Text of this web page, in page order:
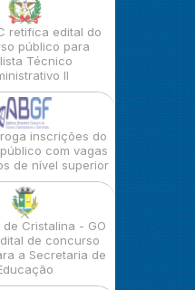
retifica edital do
público para
Técnico
II
inscrições do
com vagas
de nível superior
Cristalina - GO
de concurso
a Secretaria de